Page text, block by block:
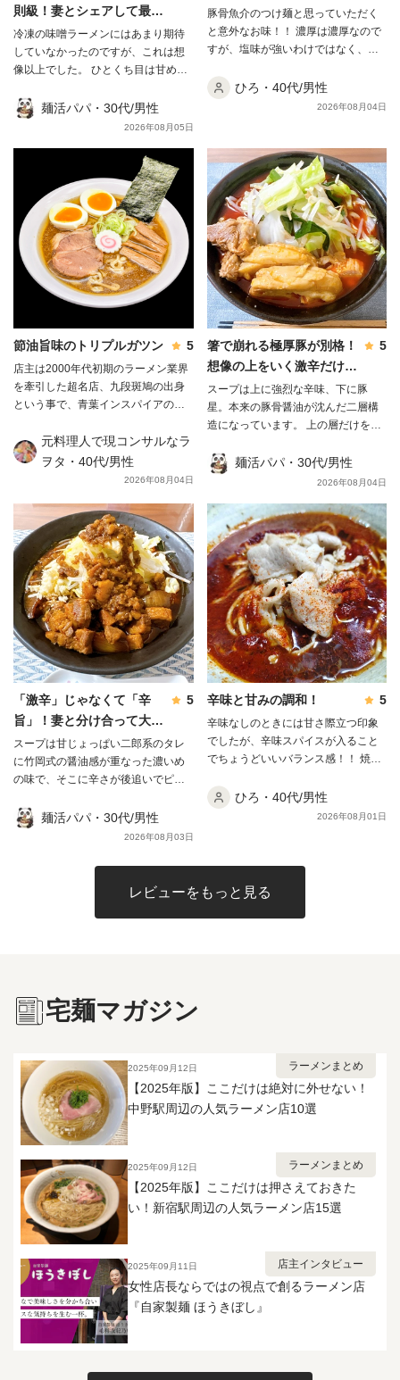
則級！妻とシェアして最後
は完飲しました✨
冷凍の味噌ラーメンにはあまり期待
していなかったのですが、これは想
像以上でした。 ひとくち目は甘めの
追ってきます。レンゲを底に沈めて
から引き上げると、コクと旨味が凝
は極太の平打ちで、もちもちしなが
ら噛むとワシワシ。太いぶんスープ
をしっかり持ち上げてくれます。 チ
ャーシューは豚ウデ肉で、見た目は
硬そうなのに食べるとホロホロ。そ
れでいて肉感はしっかり残っていて
満足感がありました😃 麺は茹で前
287.5gが茹で後454.0gまで増えるの
で、妻とシェアしてちょうどいい
くと、肉味噌との相性がぐっと良く
なります。 別皿に取り分けた味付け
脂に、レンジで作ったニラバターを
合わせて麺をディップ。これが一番
の当たりでした。 正直なところ、味
とかなり重たくなります。別皿にし
て「つけて食べる」ほうが最後まで
飽きません。 肉味噌もほんのりピリ
さず少しずつ加えるのがちょうどよ
かったです。 こってり系なのに甘み
があるぶん重たさが少なく、妻と分
け合って結局スープまで完飲。 まだ
試せていない味変が残っているの
で、リピート確定の一杯です✨
麺活パパ・30代/男性
2026年08月05日
豚骨魚介のつけ麺と思っていただく
と意外なお味！！ 濃厚は濃厚なので
すが、塩味が強いわけではなく、節
て、麺はモチモチ！！ 濃厚さはあり
つつも、舌の縦方向に濃厚さを感じ
ひろ・40代/男性
2026年08月04日
節油旨味のトリプルガツン 5
店主は2000年代初期のラーメン業界
を牽引した超名店、九段斑鳩の出身
という事で、青葉インスパイアの流
て表れていますが、 麺武者の豚骨魚
介醤油ラーメンには動物と魚介のバ
ランス型である影武者らーめん、節
が行った時はあっさり煮干というの
もあり、その中でも本品は節強調型
のガツンらーめんというメニューに
なります。 商品名の通り濃厚節系
白湯スープですが、適度なザラ感は
あるもののドロついてはおらず、見
た目よりサラリとしており、 たっぷ
りの鶏油と油膜が張るほどのコラー
ゲンにより、スープ温度が最後まで
熱々に保たれています。 旨味は無
2.2%と高めで醤油もしっかり効いて
おり、塩分も糖分も強く、 魚介が突
出してガツンとパワフルに効いてい
るというよりも、節の濃度、オイリ
ーな油分、パンチの強い塩味と甘味
いているという形です。 麺は自家
製の多加水平打太縮れ麺。 手揉みに
ツルピロの麺肌と口当たり、モチプ
リの強いコシ、香ばしい小麦の風味
わえます。 硬め茹では麺のα化が進
ングはInスープで、ミディアム食感
の極太メンマが4本と、しっとり柔ら
ューが1枚で、どちらも程良い味付
け。 熱を通し過ぎるとどちらも品
質・食感共に劣化するので、湯煎の
かけ過ぎには注意です。 麺武者
は宅麺で初めて頂き、その際はラー
ンギョという印象しか無かったので
すが、 その後東北研修の際に実店舗
で実物を頂いたところ、宅麺の冷凍
仕様との風味のギャップに驚き、そ
こで冷凍の影響を受けやすいタイプ
という事に気付きました。 実物は
ナチュラルかつ複雑で濃厚な旨味に
加え魚介の風味がフレッシュで雑味
もない、斑鳩のベーシックな面影を
感じるしっかりとした青葉インスパ
元料理人で現コンサルなラ
ヲタ・40代/男性
2026年08月04日
箸で崩れる極厚豚が別格！
想像の上をいく激辛だけど
溶き卵で完食できました✨
5
スープは上に強烈な辛味、下に豚
星。本来の豚骨醤油が沈んだ二層構
造になっています。 上の層だけをす
から一度しっかり混ぜて飲むと、辛
さの後にコクと旨味が追いかけてき
自家製の極太平打ちで、もちもちの
ワシワシ食感。強烈なスープに負け
ない力強さです。 そして声を大にし
て言いたいのが豚。プルプルの極厚
バラが2枚、箸で持ち上げると崩れる
ほど柔らかく、臭みはゼロ。正直こ
の豚だけでも買う価値があります😃
麺は茹で前302.5gが茹で後509gまで
増えて、完成した丼は総重量
1250g。夫婦でシェアしても大満足
のボリュームでした。 溶き卵を用意
して麺をつけて食べると、辛さが体
感で半分・旨さは倍増します。 正直
なところ、辛さは本物でした。一口
すすった瞬間にむせて、水が手放せ
溶き卵があってようやく完食できた
ほど。辛党でない方は卵を1個用意し
さは別格。妻と分け合って、汗をか
きながら最後まで箸が止まりません
麺活パパ・30代/男性
2026年08月04日
「激辛」じゃなくて「辛
旨」！妻と分け合って大正
解の一杯✨
5
スープは甘じょっぱい二郎系のタレ
に竹岡式の醤油感が重なった濃いめ
の味で、そこに辛さが後追いでピリ
く「辛旨」。旨味を壊さずに刺激だ
けを足した絶妙なバランスでした🍜
辛旨スープと背脂をぐいぐい持ち上
げてくれて、噛むほどに小麦の甘み
ミナ系らしい甘辛さで、ご飯が欲し
量で自分好みのコクに調整できま
す。 味付きの背脂を白米にひとさじ
します。 正直なところ、辛さは中辛
くらいで、激辛好きの方には物足り
ないかもしれません。 逆にいえば辛
いのが得意でなくても食べ切れる強
さなので、そこは好みが分かれると
て、追い刻みニンニクと溶き卵ディ
ップで味変しながら最後まで飽きず
に完食。 シェア前提で買っても大満
足の一杯でした✨
麺活パパ・30代/男性
2026年08月03日
辛味と甘みの調和！ 5
辛味なしのときには甘さ際立つ印象
でしたが、辛味スパイスが入ること
でちょうどいいバランス感！！ 焼肉
そう様でした！！！
ひろ・40代/男性
2026年08月01日
レビューをもっと見る
宅麺マガジン
2025年09月12日 ラーメンまとめ
【2025年版】ここだけは絶対に外せない！
中野駅周辺の人気ラーメン店10選
2025年09月12日 ラーメンまとめ
【2025年版】ここだけは押さえておきた
い！新宿駅周辺の人気ラーメン店15選
2025年09月11日 店主インタビュー
女性店長ならではの視点で創るラーメン店
『自家製麺 ほうきぼし』